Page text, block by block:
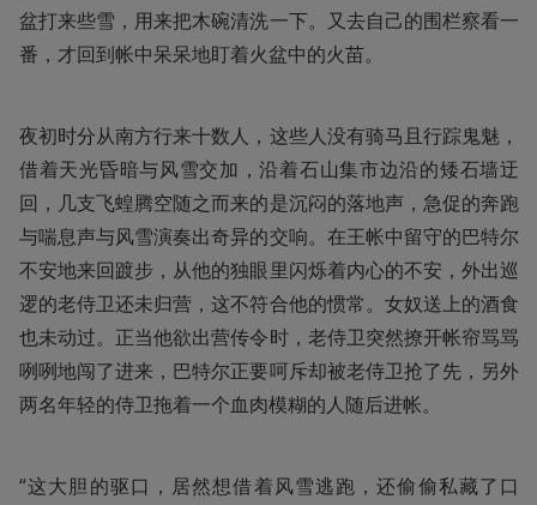
盆打来些雪，用来把木碗清洗一下。又去自己的围栏察看一
番，才回到帐中呆呆地盯着火盆中的火苗。
夜初时分从南方行来十数人，这些人没有骑马且行踪鬼魅，
借着天光昏暗与风雪交加，沿着石山集市边沿的矮石墙迂
回，几支飞蝗腾空随之而来的是沉闷的落地声，急促的奔跑
与喘息声与风雪演奏出奇异的交响。在王帐中留守的巴特尔
不安地来回踱步，从他的独眼里闪烁着内心的不安，外出巡
逻的老侍卫还未归营，这不符合他的惯常。女奴送上的酒食
也未动过。正当他欲出营传令时，老侍卫突然撩开帐帘骂骂
咧咧地闯了进来，巴特尔正要呵斥却被老侍卫抢了先，另外
两名年轻的侍卫拖着一个血肉模糊的人随后进帐。
“这大胆的驱口，居然想借着风雪逃跑，还偷偷私藏了口